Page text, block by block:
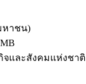
หาชน)
จและสังคมแห่งชาติ